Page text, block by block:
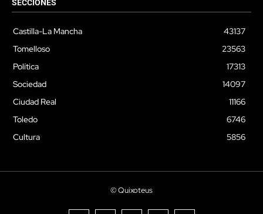
SECCIONES
Castilla-La Mancha
43137
Tomelloso
23563
Política
17313
Sociedad
14097
Ciudad Real
11166
Toledo
6746
Cultura
5856
© Quixoteus